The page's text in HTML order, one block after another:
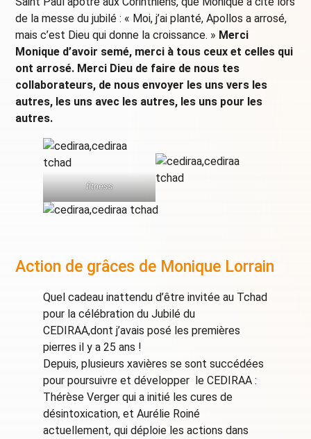
de la messe du jubilé : « Moi, j’ai planté, Apollos a arrosé,
mais c’est Dieu qui donne la croissance. » Merci
Monique d’avoir semé, merci à tous ceux et celles qui
ont arrosé. Merci Dieu de faire de nous tes
collaborateurs, de nous envoyer les uns vers les
autres, les uns avec les autres, les uns pour les
autres.
fitness
Action de grâces de Monique Lorrain
Quel cadeau inattendu d’être invitée au Tchad
pour la célébration du Jubilé du
CEDIRAA,dont j’avais posé les premières
pierres il y a 25 ans !
Depuis, plusieurs xavières se sont succédées
pour poursuivre et développer le CEDIRAA :
Thérèse Verger qui a initié les cures de
désintoxication, et Aurélie Roiné
actuellement, qui déploie les actions dans